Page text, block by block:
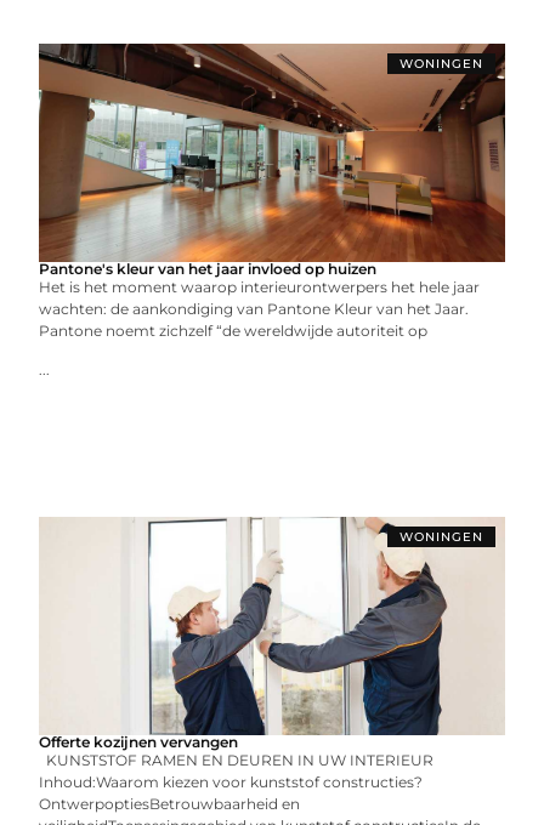
WONINGEN
Pantone's kleur van het jaar invloed op huizen
Het is het moment waarop interieurontwerpers het hele jaar
wachten: de aankondiging van Pantone Kleur van het Jaar.
Pantone noemt zichzelf “de wereldwijde autoriteit op
...
WONINGEN
Offerte kozijnen vervangen
KUNSTSTOF RAMEN EN DEUREN IN UW INTERIEUR
Inhoud:Waarom kiezen voor kunststof constructies?
OntwerpoptiesBetrouwbaarheid en